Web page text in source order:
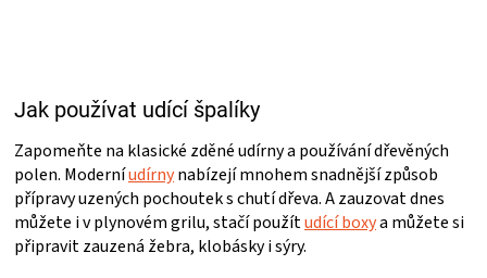
c
p
r
v
k
y
v
Jak používat udící špalíky
Zapomeňte na klasické zděné udírny a používání dřevěných
polen. Moderníudírnynabízejí mnohem snadnější způsob
přípravy uzených pochoutek s chutí dřeva. A zauzovat dnes
můžete i v plynovém grilu, stačí použítudící boxya můžete si
připravit zauzená žebra, klobásky i sýry.